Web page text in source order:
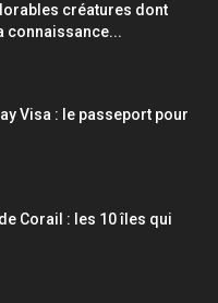
créatures dont
connaissance...
Visa : le passeport pour
Corail : les 10 îles qui